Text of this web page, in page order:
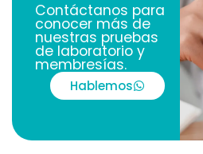
Contáctanos para
conocer más de
nuestras pruebas
de laboratorio y
membresías.
Hablemos